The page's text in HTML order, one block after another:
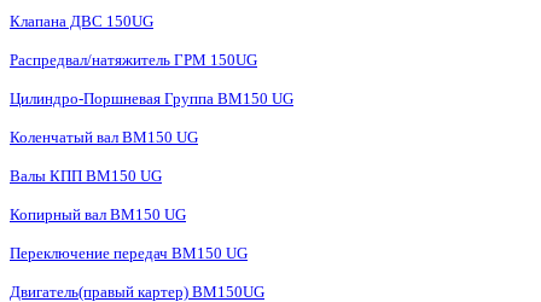
Клапана ДВС 150UG
Распредвал/натяжитель ГРМ 150UG
Цилиндро-Поршневая Группа BM150 UG
Коленчатый вал BM150 UG
Валы КПП BM150 UG
Копирный вал BM150 UG
Переключение передач BM150 UG
Двигатель(правый картер) ВМ150UG